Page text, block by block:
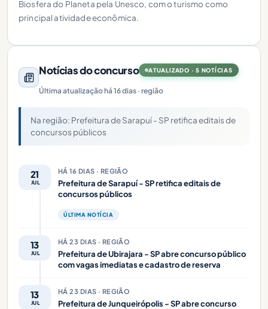
Biosfera do Planeta pela Unesco, com o turismo como
principal atividade econômica.
Notícias do concurso ATUALIZADO · 5 NOTÍCIAS
Última atualização há 16 dias · região
Na região: Prefeitura de Sarapuí - SP retifica editais de
concursos públicos
21
JUL
HÁ 16 DIAS · REGIÃO
Prefeitura de Sarapuí - SP retifica editais de
concursos públicos
ÚLTIMA NOTÍCIA
13
JUL
HÁ 23 DIAS · REGIÃO
Prefeitura de Ubirajara - SP abre concurso público
com vagas imediatas e cadastro de reserva
13
JUL
HÁ 23 DIAS · REGIÃO
Prefeitura de Junqueirópolis - SP abre concurso